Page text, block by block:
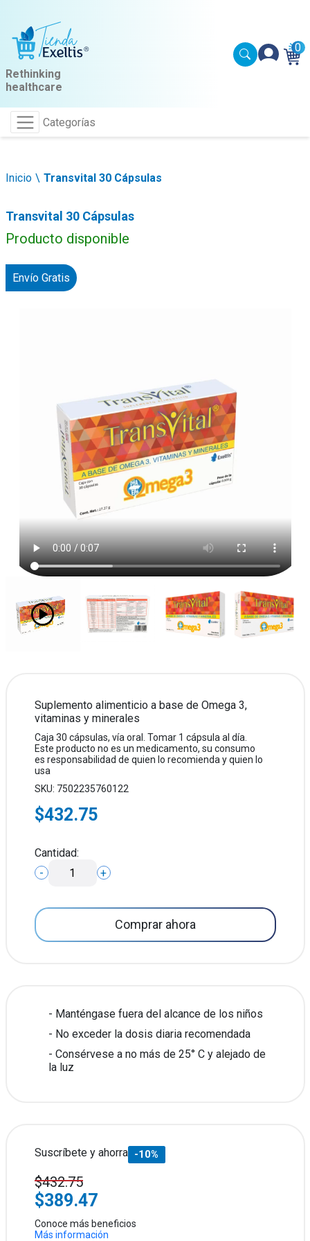
Rethinking
healthcare
0
Categorías
Inicio Transvital 30 Cápsulas
Transvital 30 Cápsulas
Producto disponible
Envío Gratis
Suplemento alimenticio a base de Omega 3,
vitaminas y minerales
Caja 30 cápsulas, vía oral. Tomar 1 cápsula al día.
Este producto no es un medicamento, su consumo
es responsabilidad de quien lo recomienda y quien lo
usa
SKU: 7502235760122
$432.75
Cantidad:
-
+
Comprar ahora
Manténgase fuera del alcance de los niños
No exceder la dosis diaria recomendada
Consérvese a no más de 25° C y alejado de
la luz
Suscríbete y ahorra -10%
$432.75
$389.47
Conoce más beneficios
Más información